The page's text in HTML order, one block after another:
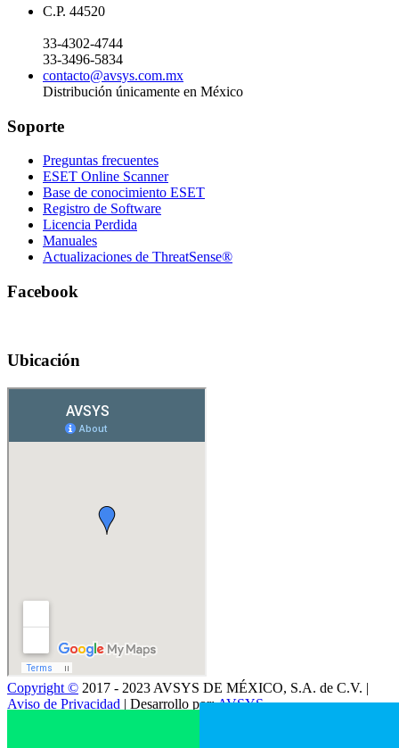
C.P. 44520
33-4302-4744
33-3496-5834
contacto@avsys.com.mx
Distribución únicamente en México
Soporte
Preguntas frecuentes
ESET Online Scanner
Base de conocimiento ESET
Registro de Software
Licencia Perdida
Manuales
Actualizaciones de ThreatSense®
Facebook
Ubicación
Copyright © 2017 - 2023 AVSYS DE MÉXICO, S.A. de C.V. |
Aviso de Privacidad | Desarrollo por:AVSYS